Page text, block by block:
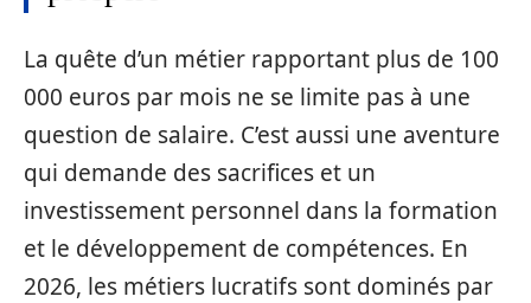
La quête d’un métier rapportant plus de 100
000 euros par mois ne se limite pas à une
question de salaire. C’est aussi une aventure
qui demande des sacrifices et un
investissement personnel dans la formation
et le développement de compétences. En
2026, les métiers lucratifs sont dominés par